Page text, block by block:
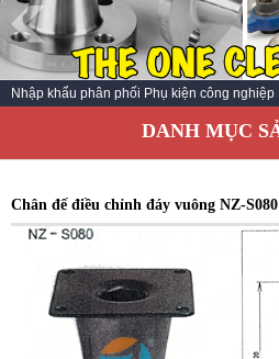
GIỚI THIỆU
THÔNG TIN SẢN PHẨM
TIN TỨC
LIÊN HỆ
CATALOG SẢN PHẨM
Nhập khẩu phân phối Phụ kiện công nghiệp
DANH MỤC
Chân đế điều chỉnh đáy vuông NZ-S080